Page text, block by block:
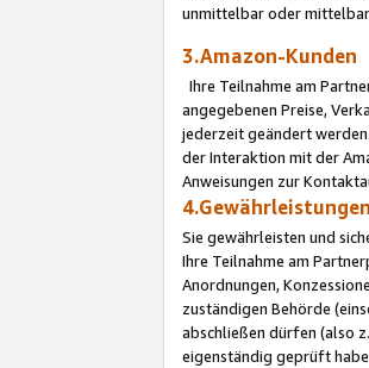
unmittelbar oder mittelbar
3.Amazon-Kunden
Ihre Teilnahme am
angegebenen Preise,
jederzeit geändert
der Interaktion mit der
Anweisungen zur
4.Gewährleistungen
Sie gewährleisten und
Ihre Teilnahme am
Anordnungen,
zuständigen Behörde
abschließen dürfen (also
eigenständig geprüft